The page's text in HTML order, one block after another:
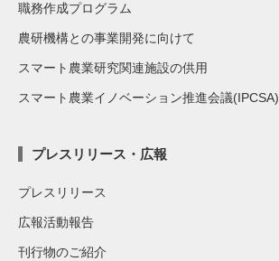
職務作成プログラム
農研機構との事業開発に向けて
スマート農業研究関連施設の供用
スマート農業イノベーション推進会議(IPCSA)
プレスリリース・広報
プレスリリース
広報活動報告
刊行物のご紹介